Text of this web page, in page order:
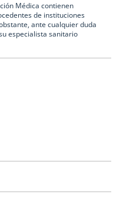
Médica contienen
de instituciones
ante cualquier duda
especialista sanitario